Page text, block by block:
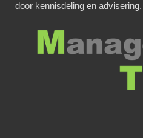
door kennisdeling en advisering.